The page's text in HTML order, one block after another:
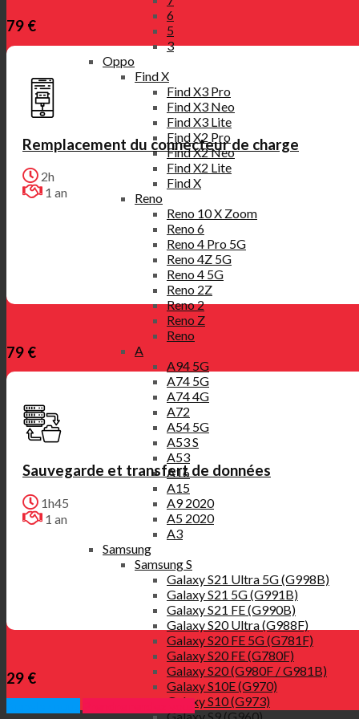
6
5
3
Oppo
Find X
Find X3 Pro
Find X3 Neo
Find X3 Lite
Find X2 Pro
Find X2 Neo
Find X2 Lite
Find X
Reno
Reno 10 X Zoom
Reno 6
Reno 4 Pro 5G
Reno 4Z 5G
Reno 4 5G
Reno 2Z
Reno 2
Reno Z
Reno
A
A94 5G
A74 5G
A74 4G
A72
A54 5G
A53 S
A53
A16
A15
A9 2020
A5 2020
A3
Samsung
Samsung S
Galaxy S21 Ultra 5G (G998B)
Galaxy S21 5G (G991B)
Galaxy S21 FE (G990B)
Galaxy S20 Ultra (G988F)
Galaxy S20 FE 5G (G781F)
Galaxy S20 FE (G780F)
Galaxy S20 (G980F / G981B)
Galaxy S10E (G970)
Galaxy S10 (G973)
79 €
Remplacement du connecteur de charge
2h
1 an
79 €
Sauvegarde et transfert de données
1h45
1 an
29 €